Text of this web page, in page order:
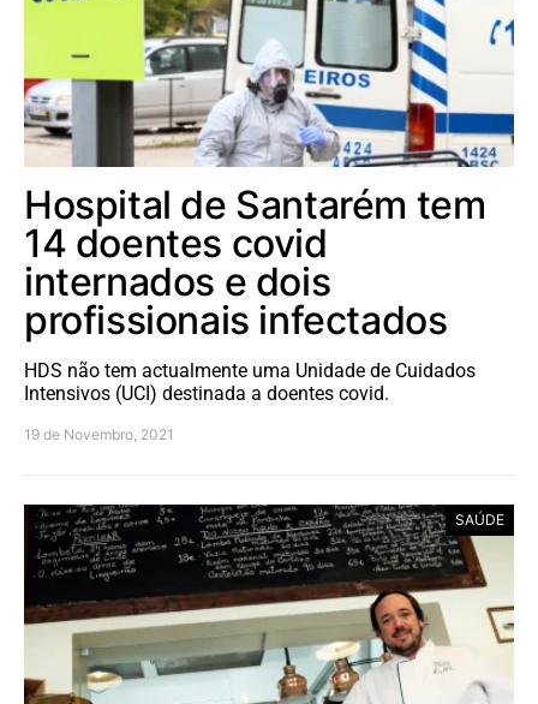
Hospital de Santarém tem
14 doentes covid
internados e dois
profissionais infectados
HDS não tem actualmente uma Unidade de Cuidados
Intensivos (UCI) destinada a doentes covid.
19 de Novembro, 2021
SAÚDE